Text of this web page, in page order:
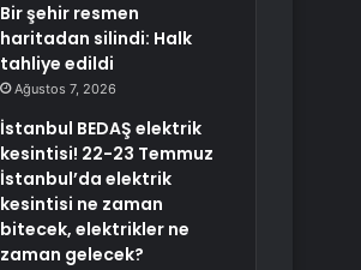
Bir şehir resmen
haritadan silindi: Halk
tahliye edildi
Ağustos 7, 2026
İstanbul BEDAŞ elektrik
kesintisi! 22-23 Temmuz
İstanbul’da elektrik
kesintisi ne zaman
bitecek, elektrikler ne
zaman gelecek?